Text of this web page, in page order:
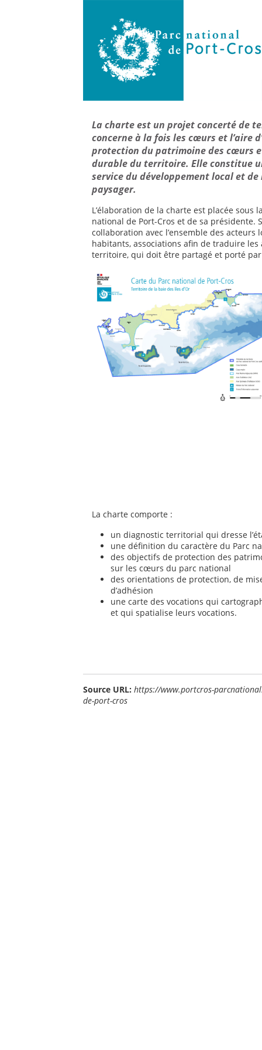
La charte est un projet concerté de
concerne à la fois les cœurs et l’aire
protection du patrimoine des cœurs
durable du territoire. Elle constitue
service du développement local et
paysager.
L’élaboration de la charte est placée
national de Port-Cros et de sa présidente.
collaboration avec l’ensemble des acteurs
habitants, associations afin de traduire
territoire, qui doit être partagé et porté
La charte comporte :
un diagnostic territorial qui dresse
une définition du caractère du Parc
des objectifs de protection des
sur les cœurs du parc national
des orientations de protection, de
d’adhésion
une carte des vocations qui
et qui spatialise leurs vocations.
Source URL: https://www.portcros-
de-port-cros